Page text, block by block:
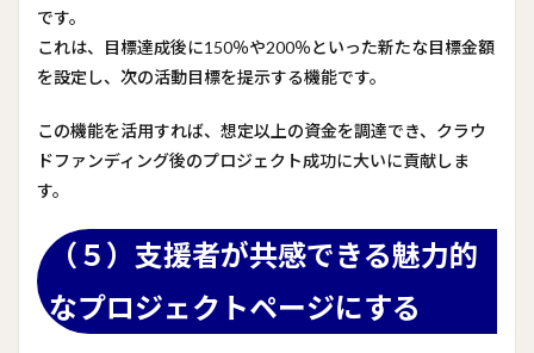
です。
これは、目標達成後に150％や200％といった新たな目標金額
を設定し、次の活動目標を提示する機能です。
この機能を活用すれば、想定以上の資金を調達でき、クラウ
ドファンディング後のプロジェクト成功に大いに貢献しま
す。
（５）支援者が共感できる魅力的
なプロジェクトページにする